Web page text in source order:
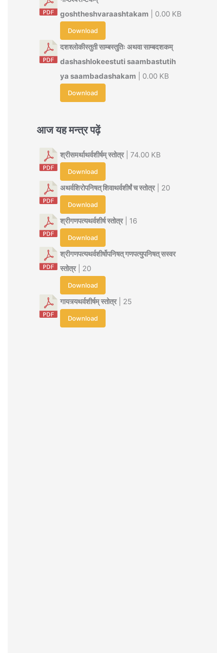
goshtheshvaraashtakam | 0.00 KB
Download
दशश्लोकीस्तुती साम्बस्तुतिः अथवा साम्बदशकम्
dashashlokeestuti saambastutih
ya saambadashakam | 0.00 KB
Download
आज यह मन्त्र पढ़ें
श्रीसमर्थाथर्वशीर्षम् स्तोत्र| 74.00 KB
Download
अथर्वशिरोपनिषत् शिवाथर्वशीर्षं च स्तोत्र| 20
Download
श्रीगणपत्यथर्वशीर्ष स्तोत्र| 16
Download
श्रीगणपत्यथर्वशीर्षोपनिषत् गणपत्युपनिषत् सस्वर
स्तोत्र| 20
Download
गायत्र्यथर्वशीर्षम् स्तोत्र| 25
Download